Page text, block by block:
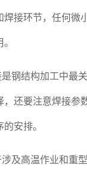
接环节，任何微
钢结构加工中最
还要注意焊接参
安排。
及高温作业和重